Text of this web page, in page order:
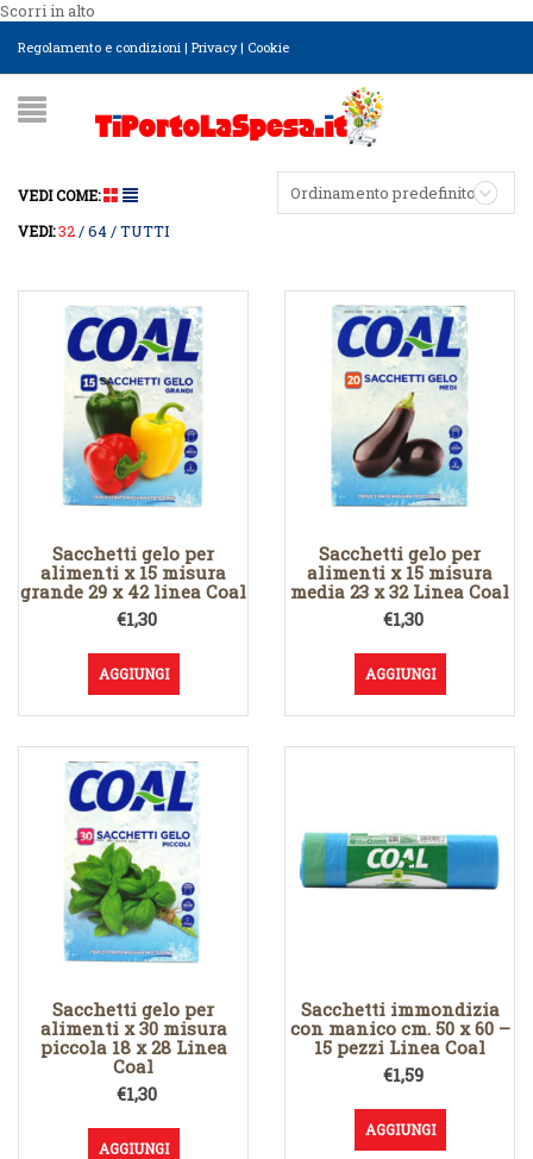
Scorri in alto
Regolamento e condizioni | Privacy| Cookie
Ordinamento predefinito
VEDI COME:
VEDI:32 64 TUTTI
Sacchetti gelo per
alimenti x 15 misura
grande 29 x 42 linea Coal
€1,30
AGGIUNGI
Sacchetti gelo per
alimenti x 15 misura
media 23 x 32 Linea Coal
€1,30
AGGIUNGI
Sacchetti gelo per
alimenti x 30 misura
piccola 18 x 28 Linea
Coal
€1,30
AGGIUNGI
Sacchetti immondizia
con manico cm. 50 x 60 –
15 pezzi Linea Coal
€1,59
AGGIUNGI